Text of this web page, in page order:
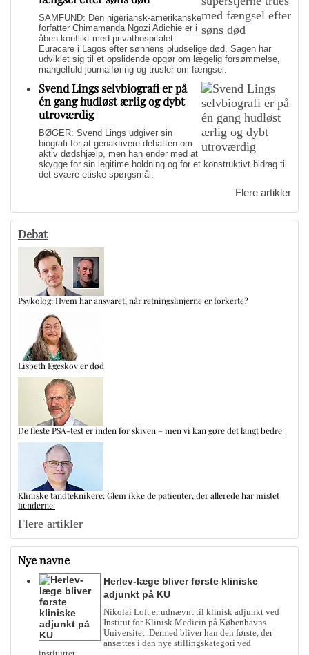
SAMFUND: Den nigeriansk-amerikanske
forfatter Chimamanda Ngozi Adichie er i
åben konflikt med privathospitalet
Euracare i Lagos efter sønnens pludselige død. Sagen har
udviklet sig til et opslidende opgør om lægelig forsømmelse,
mangelfuld journalføring og trusler om fængsel.
Svend Lings selvbiografi er på
én gang hudløst ærlig og dybt
utroværdig
BØGER: Svend Lings udgiver sin
biografi for at genaktivere debatten om
aktiv dødshjælp, men han ender med at
skygge for sin legitime holdning og for et konstruktivt bidrag til
det svære etiske spørgsmål.
Flere artikler
Debat
Psykolog: Hvem har ansvaret, når retningslinjerne er forkerte?
Lisbeth Egeskov er død
De fleste PSA-test er inden for skiven – men vi kan gøre det langt bedre
Kliniske tandteknikere: Glem ikke de patienter, der allerede har mistet
tænderne
Flere artikler
Nye navne
Herlev-læge bliver første kliniske
adjunkt på KU
Nikolai Loft er udnævnt til klinisk adjunkt ved
Institut for Klinisk Medicin på Københavns
Universitet. Dermed bliver han den første, der
ansættes i den nye stillingskategori ved